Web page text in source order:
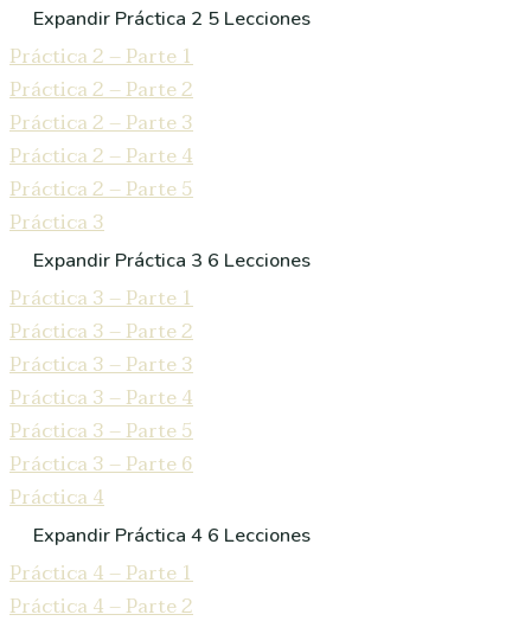
Expandir Práctica 2 5 Lecciones
Práctica 2 – Parte 1
Práctica 2 – Parte 2
Práctica 2 – Parte 3
Práctica 2 – Parte 4
Práctica 2 – Parte 5
Práctica 3
Expandir Práctica 3 6 Lecciones
Práctica 3 – Parte 1
Práctica 3 – Parte 2
Práctica 3 – Parte 3
Práctica 3 – Parte 4
Práctica 3 – Parte 5
Práctica 3 – Parte 6
Práctica 4
Expandir Práctica 4 6 Lecciones
Práctica 4 – Parte 1
Práctica 4 – Parte 2